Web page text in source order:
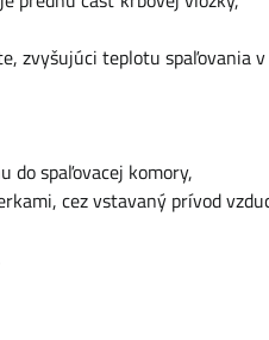
zvyšujúci teplotu spaľovania v
do spaľovacej komory,
cez vstavaný prívod